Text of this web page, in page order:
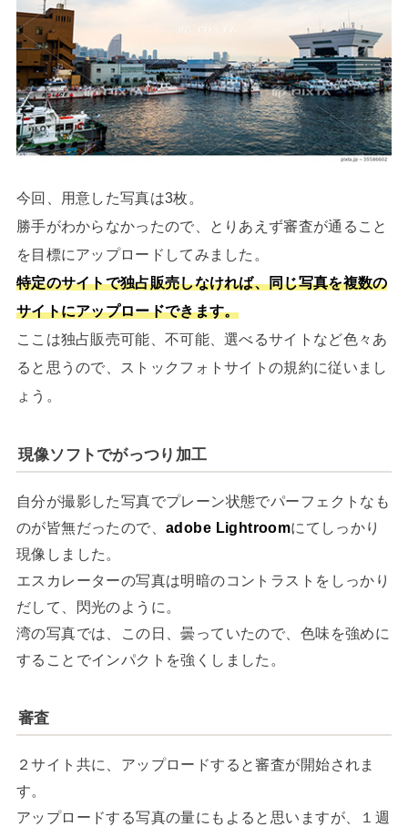
今回、用意した写真は3枚。
勝手がわからなかったので、とりあえず審査が通ること
を目標にアップロードしてみました。
特定のサイトで独占販売しなければ、同じ写真を複数の
サイトにアップロードできます。
ここは独占販売可能、不可能、選べるサイトなど色々あ
ると思うので、ストックフォトサイトの規約に従いまし
ょう。
現像ソフトでがっつり加工
自分が撮影した写真でプレーン状態でパーフェクトなも
のが皆無だったので、adobe Lightroomにてしっかり
現像しました。
エスカレーターの写真は明暗のコントラストをしっかり
だして、閃光のように。
湾の写真では、この日、曇っていたので、色味を強めに
することでインパクトを強くしました。
審査
２サイト共に、アップロードすると審査が開始されま
す。
アップロードする写真の量にもよると思いますが、１週